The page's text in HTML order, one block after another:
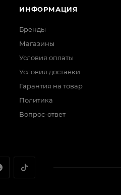
ИНФОРМАЦИЯ
Бренды
Магазины
Условия оплаты
Условия доставки
Гарантия на товар
Политика
Вопрос-ответ